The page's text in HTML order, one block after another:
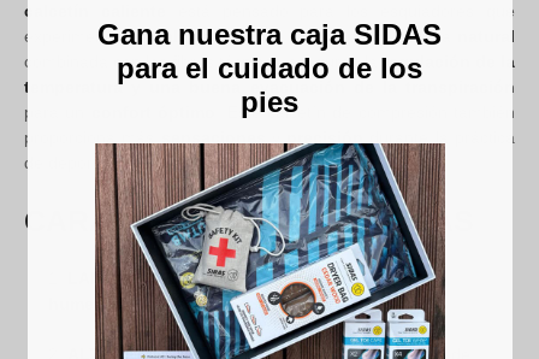
calcetín caliente
está pensado para los esquiadores que
experimentanproblemas de frío en los pies . La lana
natural
combinada con las fibras técnicas aseguran laregulación de la
temperatura y una buena evacuación de la transpiración
para un
. Este calcetín de compresión también
proporciona más
durante la práctica
de deporte.
CARACTERÍSTICAS TÉCNICAS
LANA DE MERINO: calor,absorción de olores y
humedad
ALTURA DE LA RODILLA:adecuadapara botas de
Gana nuestra caja SIDAS
para el cuidado de los
pies